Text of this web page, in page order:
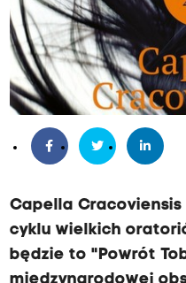
Capella Cracoviensis
cyklu wielkich
będzie to "Powrót